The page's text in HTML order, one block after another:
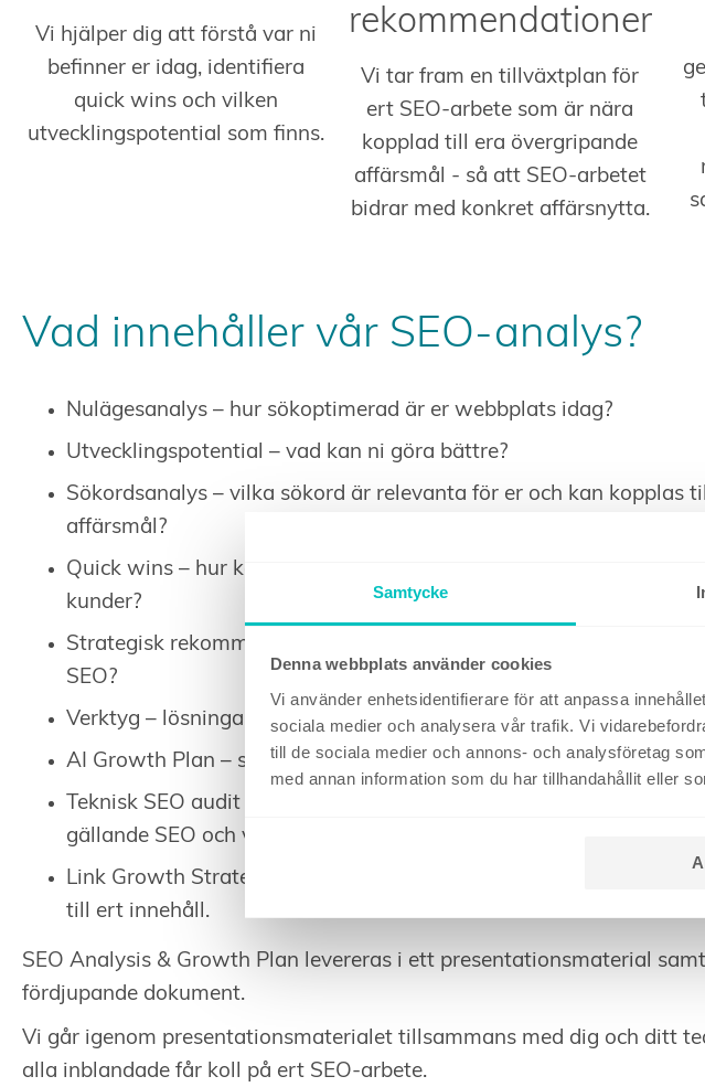
Samtycke
Denna webbplats använder cookies
Vi använder enhetsidentifierare för att anpassa
sociala medier och analysera vår trafik. Vi
till de sociala medier och annons- och analysföretag
med annan information som du har tillhandahållit eller
Vi hjälper dig att förstå var ni
befinner er idag, identifiera
quick wins och vilken
utvecklingspotential som finns.
rekommendationer
Vi tar fram en tillväxtplan för
ert SEO-arbete som är nära
kopplad till era övergripande
affärsmål - så att SEO-arbetet
bidrar med konkret affärsnytta.
Vad innehåller vår SEO-analys?
Nulägesanalys – hur sökoptimerad är er webbplats idag?
Utvecklingspotential – vad kan ni göra bättre?
Sökordsanalys – vilka sökord är relevanta för er och kan kopplas
affärsmål?
Quick wins – hur kan ni omedelbart driva mer trafik från potentiella
kunder?
Strategisk rekommendation – hur bör ni arbeta långsiktigt för att
SEO?
Verktyg – lösningar som hjälper er att driva ett professionellt
AI Growth Plan – så optimerar ni ert innehåll för AI-sök.
Teknisk SEO audit – upptäck hur er webbplats står sig rent tekniskt
gällande SEO och vilka områden som behöver förbättras.
Link Growth Strategy – betydelsen av länkar och hur ni får andra
till ert innehåll.
SEO Analysis & Growth Plan levereras i ett presentationsmaterial
fördjupande dokument.
Vi går igenom presentationsmaterialet tillsammans med dig och ditt
alla inblandade får koll på ert SEO-arbete.